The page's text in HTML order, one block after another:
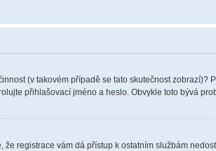
(v takovém případě se tato skutečnost zobrazí)?
přihlašovací jméno a heslo. Obvykle toto bývá
registrace vám dá přístup k ostatním službám